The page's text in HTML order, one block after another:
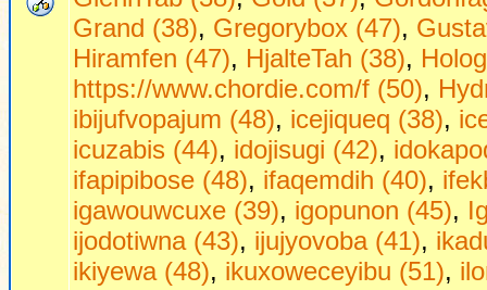
Grand (38), Gregorybox (47),
Hiramfen (47), HjalteTah (38),
https://www.chordie.com/f (50),
ibijufvopajum (48), icejiqueq (38),
icuzabis (44), idojisugi (42),
ifapipibose (48), ifaqemdih (40),
igawouwcuxe (39), igopunon (45),
ijodotiwna (43), ijujyovoba (41),
ikiyewa (48), ikuxoweceyibu (51),